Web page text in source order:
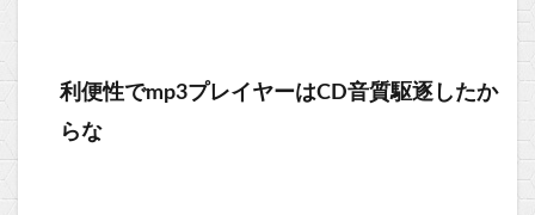
利便性でmp3プレイヤーはCD音質駆逐したか
らな